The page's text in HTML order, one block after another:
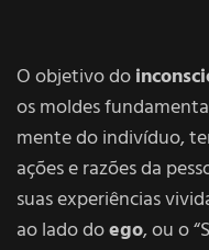
O objetivo do
os moldes
mente do indivíduo,
ações e razões da
suas experiências
ao lado doego, ou o